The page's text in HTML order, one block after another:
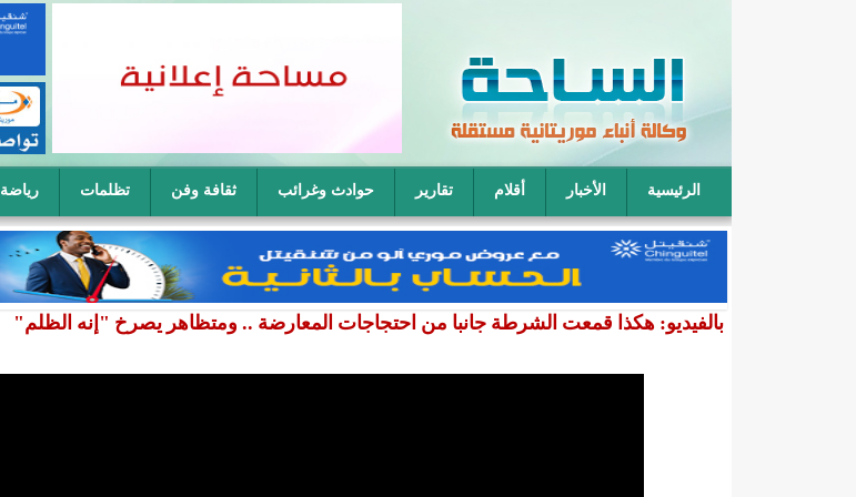
الرئيسية الأخبار أقلام تقارير حوادث وغرائب ثقافة وفن تظلمات رياضة
فقيه موريتاني: يمكن لأربعة رجال أن يتناوبوا على نكاح سيدة في آن واحد
بالفيديو: هكذا قمعت الشرطة جانبا من احتجاجات المعارضة .. ومتظاهر يصرخ "إنه الظلم"